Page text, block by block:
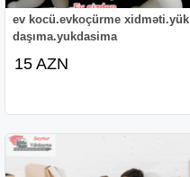
ev kocü.evkoçürme xidməti.yük
daşıma.yukdasima
15 AZN